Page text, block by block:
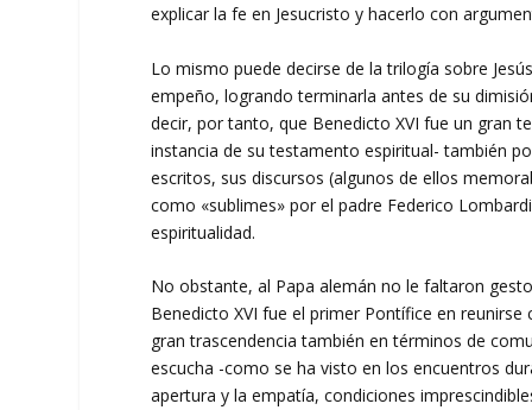
explicar la fe en Jesucristo y hacerlo con
Lo mismo puede decirse de la trilogía sobre
empeño, logrando terminarla antes de su
decir, por tanto, que Benedicto XVI fue un gran
instancia de su testamento espiritual- también
escritos, sus discursos (algunos de ellos
como «sublimes» por el padre Federico
espiritualidad.
No obstante, al Papa alemán no le faltaron
Benedicto XVI fue el primer Pontífice en
gran trascendencia también en términos de
escucha -como se ha visto en los encuentros
apertura y la empatía, condiciones